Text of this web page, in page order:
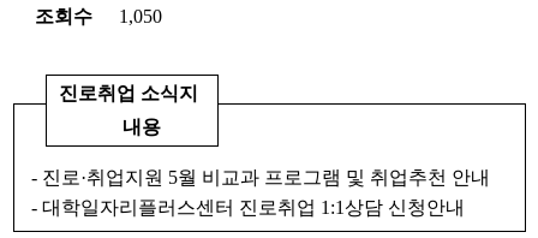
조회수
1,050
진로취업 소식지
내용
- 진로·취업지원 5월 비교과 프로그램 및 취업추천 안내
- 대학일자리플러스센터 진로취업 1:1상담 신청안내